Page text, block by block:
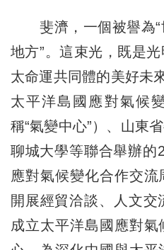
斐濟，一個被譽為“
地方”。這束光，既是
太命運共同體的美好未
太平洋島國應對氣候
稱“氣變中心”）、山東
聊城大學等聯合舉辦
應對氣候變化合作交流
開展經貿洽談、人文交
成立太平洋島國應對